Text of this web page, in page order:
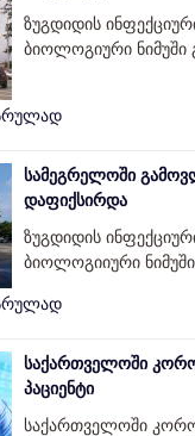
ზუგდიდის
ბიოლოგიური ნიმუში
სამეგრელოში
დაფიქსირდა
ზუგდიდის
ბიოლოგიიური
საქართველოში
პაციენტი
საქართველოში